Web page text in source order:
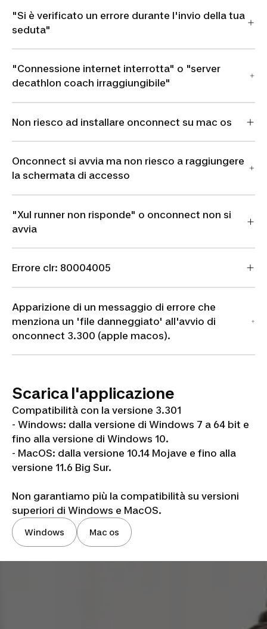
"Si è verificato un errore durante l'invio della tua
seduta"
"Connessione internet interrotta" o "server
decathlon coach irraggiungibile"
Non riesco ad installare onconnect su mac os
Onconnect si avvia ma non riesco a raggiungere
la schermata di accesso
"Xul runner non risponde" o onconnect non si
avvia
Errore clr: 80004005
Apparizione di un messaggio di errore che
menziona un 'file danneggiato' all'avvio di
onconnect 3.300 (apple macos).
Scarica l'applicazione
Compatibilità con la versione 3.301
- Windows: dalla versione di Windows 7 a 64 bit e
fino alla versione di Windows 10.
- MacOS: dalla versione 10.14 Mojave e fino alla
versione 11.6 Big Sur.
Non garantiamo più la compatibilità su versioni
superiori di Windows e MacOS.
Windows Mac os